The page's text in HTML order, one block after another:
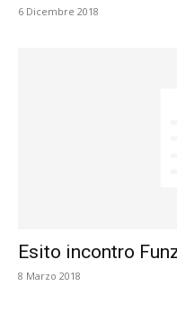
6 Dicembre 2018
Esito incontro
8 Marzo 2018